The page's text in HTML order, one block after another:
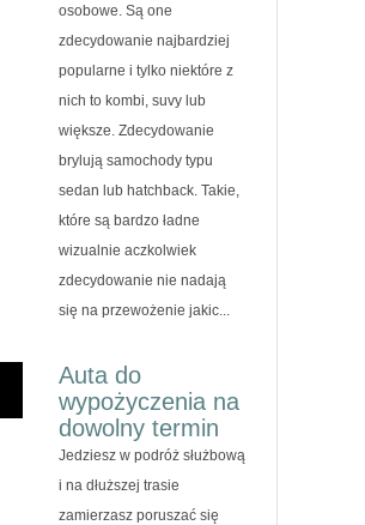
osobowe. Są one
zdecydowanie najbardziej
popularne i tylko niektóre z
nich to kombi, suvy lub
większe. Zdecydowanie
brylują samochody typu
sedan lub hatchback. Takie,
które są bardzo ładne
wizualnie aczkolwiek
zdecydowanie nie nadają
się na przewożenie jakic...
Auta do
wypożyczenia na
dowolny termin
Jedziesz w podróż służbową
i na dłuższej trasie
zamierzasz poruszać się